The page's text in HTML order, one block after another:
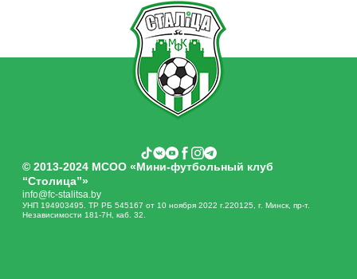
© 2013-2024 МСОО «Мини-футбольный клуб
“Столица”»
info@fc-stalitsa.by
УНП 194903495. ТР РБ 545167 от 10 ноября 2022 г.220125, г. Минск, пр-т.
Независимости 181-7Н, каб. 32.